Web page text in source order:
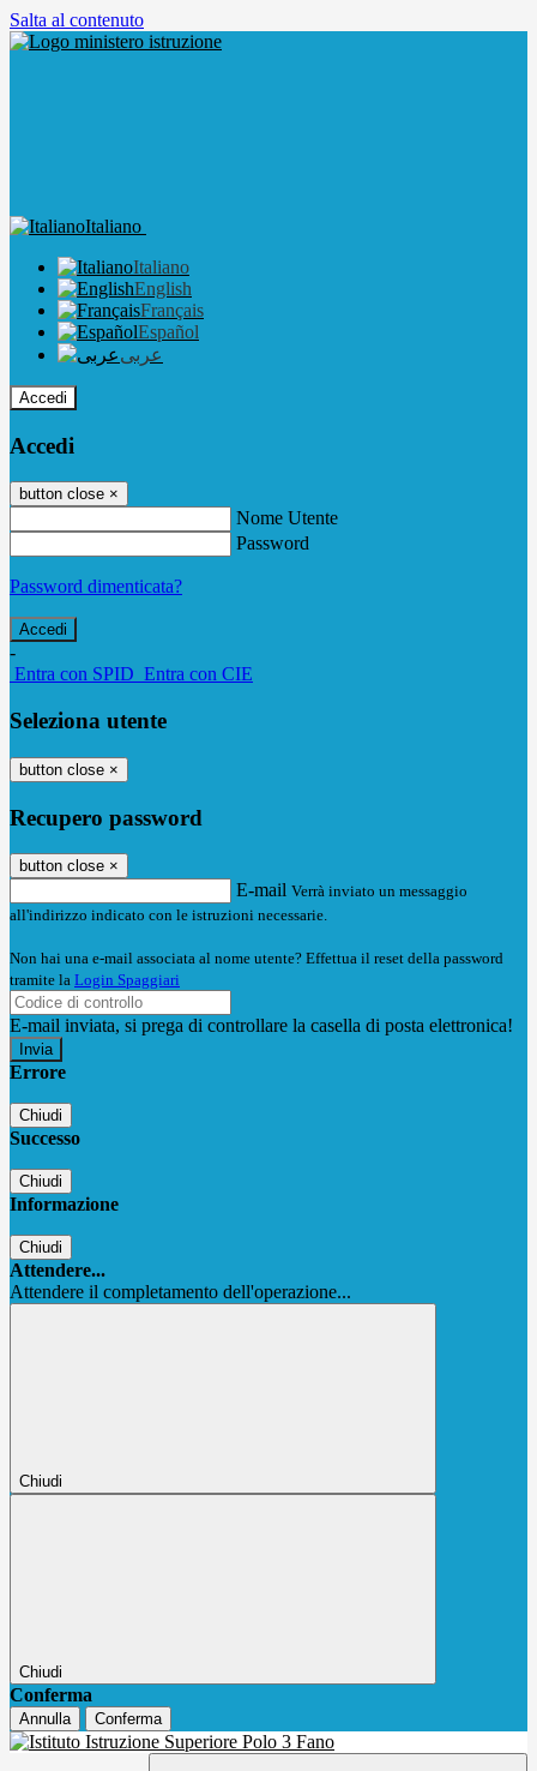
Salta al contenuto
Italiano
Italiano
English
Français
Español
عربى
Accedi
Accedi
button close ×
Nome Utente
Password
Password dimenticata?
-
Entra con SPID Entra con CIE
Seleziona utente
button close ×
Recupero password
button close ×
E-mail Verrà inviato un messaggio
all'indirizzo indicato con le istruzioni necessarie.
Non hai una e-mail associata al nome utente? Effettua il reset della password
tramite la Login Spaggiari
E-mail inviata, si prega di controllare la casella di posta elettronica!
Errore
Chiudi
Successo
Chiudi
Informazione
Chiudi
Attendere...
Attendere il completamento dell'operazione...
Chiudi
Chiudi
Conferma
Annulla Conferma